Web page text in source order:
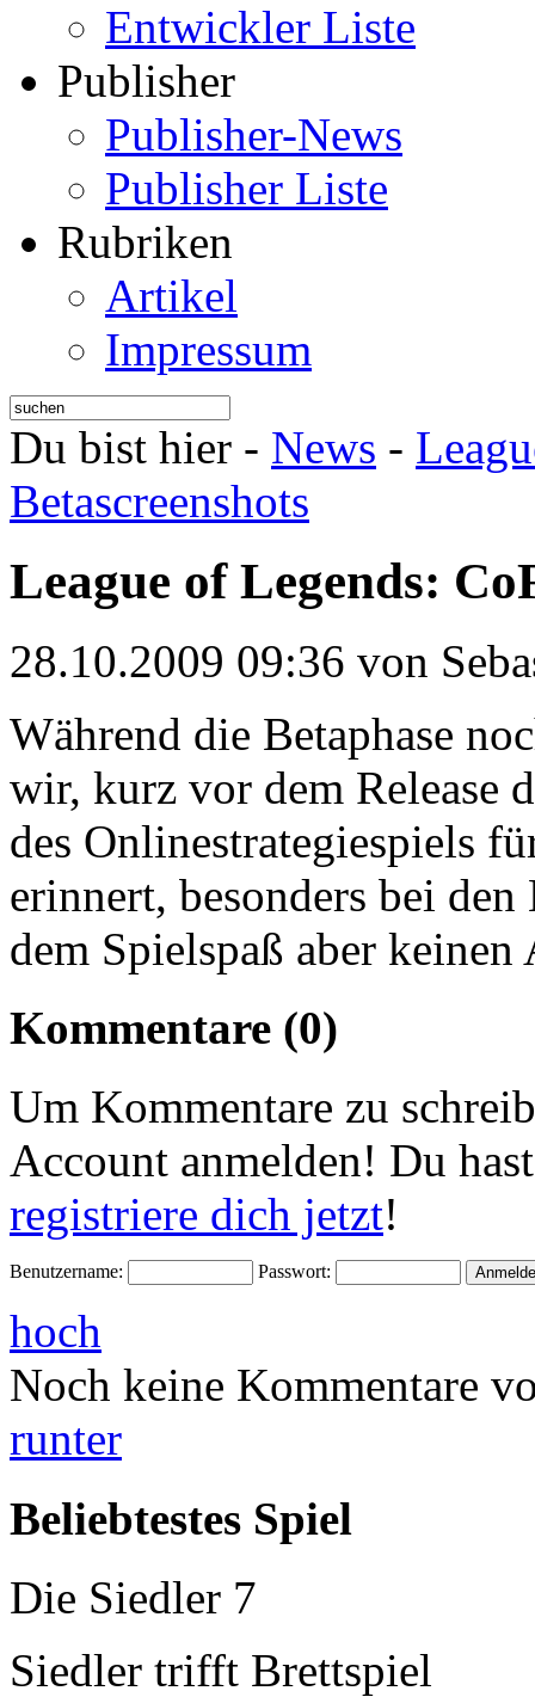
Entwickler Liste
Publisher
Publisher-News
Publisher Liste
Rubriken
Artikel
Impressum
Du bist hier - News -
Betascreenshots
League of Legends:
28.10.2009 09:36 von
Während die Betaphase
wir, kurz vor dem Release
des Onlinestrategiespiels
erinnert, besonders bei
dem Spielspaß aber
Kommentare (0)
Um Kommentare zu
Account anmelden! Du
registriere dich jetzt!
Benutzername: Passwort:
hoch
Noch keine Kommentare
runter
Beliebtestes Spiel
Die Siedler 7
Siedler trifft Brettspiel